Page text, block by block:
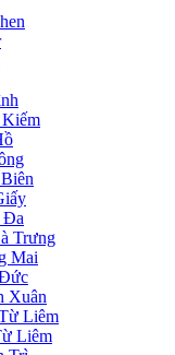
Kiếm
Đa
Trưng
Mai
Xuân
Liêm
Liêm